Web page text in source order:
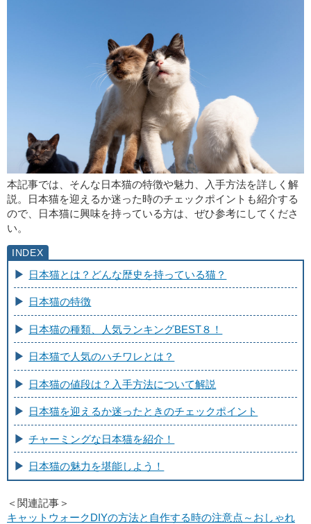
本記事では、そんな日本猫の特徴や魅力、入手方法を詳しく解
説。日本猫を迎えるか迷った時のチェックポイントも紹介する
ので、日本猫に興味を持っている方は、ぜひ参考にしてくださ
い。
日本猫とは？どんな歴史を持っている猫？
日本猫の特徴
日本猫の種類、人気ランキングBEST８！
日本猫で人気のハチワレとは？
日本猫の値段は？入手方法について解説
日本猫を迎えるか迷ったときのチェックポイント
チャーミングな日本猫を紹介！
日本猫の魅力を堪能しよう！
＜関連記事＞
キャットウォークDIYの方法と自作する時の注意点～おしゃれ